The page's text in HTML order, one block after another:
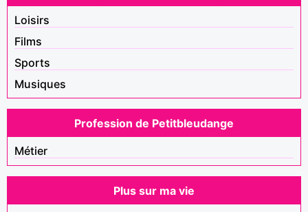
Loisirs
Films
Sports
Musiques
Profession de Petitbleudange
Métier
Plus sur ma vie